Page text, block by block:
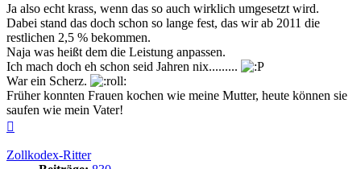
Ja also echt krass, wenn das so auch wirklich umgesetzt wird.
Dabei stand das doch schon so lange fest, das wir ab 2011 die
restlichen 2,5 % bekommen.
Naja was heißt dem die Leistung anpassen.
Ich mach doch eh schon seid Jahren nix.........
War ein Scherz.
Früher konnten Frauen kochen wie meine Mutter, heute können sie
saufen wie mein Vater!
Zollkodex-Ritter